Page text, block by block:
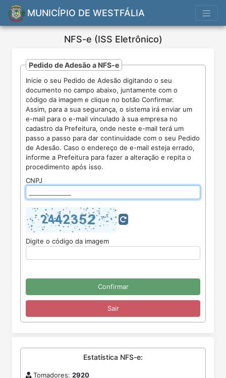
MUNICÍPIO DE WESTFÁLIA
Serviços
Eletrônica
NFS-e (ISS Eletrônico)
Pedido de Adesão a NFS-e
Inicie o seu Pedido de Adesão digitando o seu
documento no campo abaixo, juntamente com o
código da imagem e clique no botão Confirmar.
Assim, para a sua segurança, o sistema irá enviar um
e-mail para o e-mail vinculado à sua empresa no
cadastro da Prefeitura, onde neste e-mail terá um
passo a passo para dar continuidade com o seu Pedido
de Adesão. Caso o endereço de e-mail esteja errado,
informe a Prefeitura para fazer a alteração e repita o
procedimento após isso.
CNPJ
Digite o código da imagem
Estatística NFS-e:
Tomadores: 2920